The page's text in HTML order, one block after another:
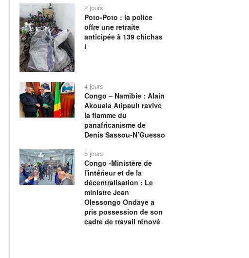
2 jours
Poto-Poto : la police
offre une retraite
anticipée à 139 chichas
!
4 jours
Congo – Namibie : Alain
Akouala Atipault ravive
la flamme du
panafricanisme de
Denis Sassou-N’Guesso
5 jours
Congo -Ministère de
l'intérieur et de la
décentralisation : Le
ministre Jean
Olessongo Ondaye a
pris possession de son
cadre de travail rénové